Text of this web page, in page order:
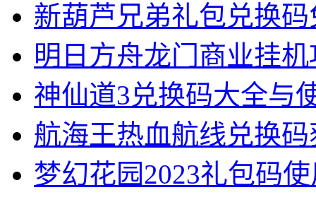
新葫芦兄弟礼包兑换
明日方舟龙门商业挂
神仙道3兑换码大全与
航海王热血航线兑换
梦幻花园2023礼包码